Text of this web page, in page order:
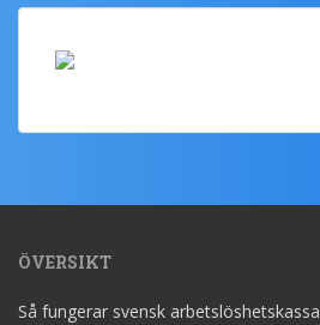
ÖVERSIKT
Så fungerar svensk arbetslöshetskassa